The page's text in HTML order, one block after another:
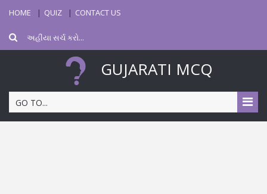
HOME QUIZ CONTACT US
GUJARATI MCQ
GO TO...